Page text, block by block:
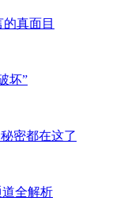
真面目
坏”
密都在这了
全解析